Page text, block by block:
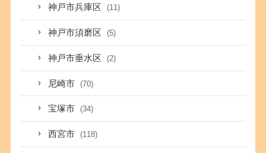
神戸市兵庫区 (11)
神戸市須磨区 (5)
神戸市垂水区 (2)
尼崎市 (70)
宝塚市 (34)
西宮市 (118)